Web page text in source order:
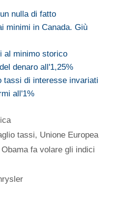
nulla di fatto
minimi in Canada. Giù
al minimo storico
denaro all'1,25%
tassi di interesse invariati
all'1%
tassi, Unione Europea
fa volare gli indici